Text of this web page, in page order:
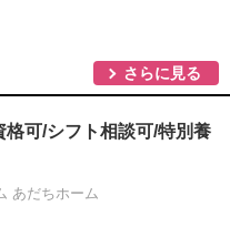
さらに見る
格可/シフト相談可/特別養
あだちホーム